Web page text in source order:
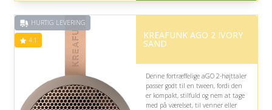
Nedsat: 21% (Normalpris: 1499
HURTIG LEVERING
4.1 KREAFUNK AGO 2 IVORY
SAND
Denne fortræffelige aGO 2-højttaler
passer godt til en tween, fordi den
er kompakt, stilfuld og nem at tage
med på værelset, til venner eller